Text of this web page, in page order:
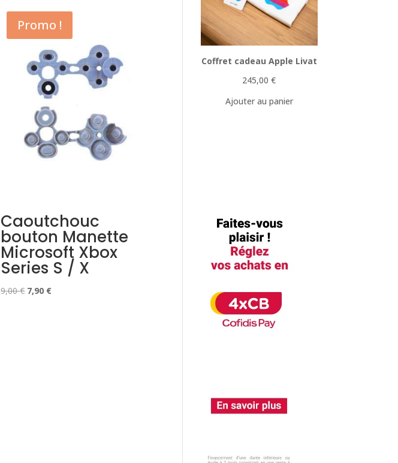
Promo !
Caoutchouc
bouton Manette
Microsoft Xbox
Series S / X
9,00€ Le
7,90 €Le
Coffret cadeau Apple Livat
245,00€
Ajouter au panier